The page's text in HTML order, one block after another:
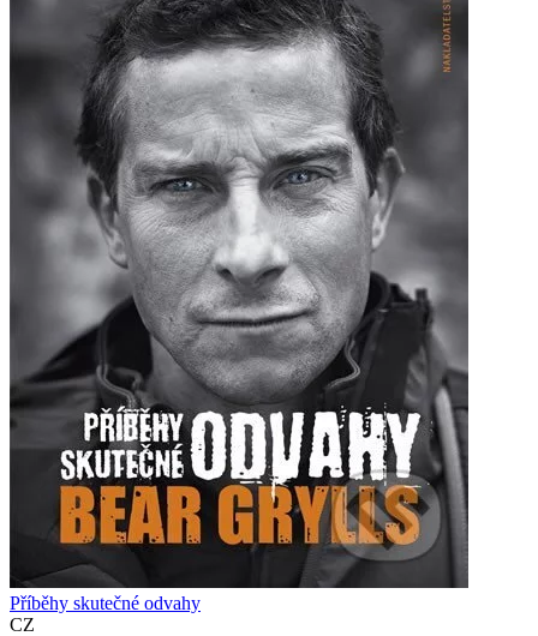
Příběhy skutečné odvahy
CZ